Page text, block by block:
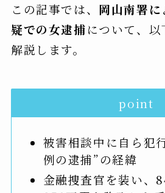
この記事では、 岡山南署
疑での女逮捕について、
解説します。
point
被害相談中に自ら犯
例の逮捕”の経緯
金融捜査官を装い、